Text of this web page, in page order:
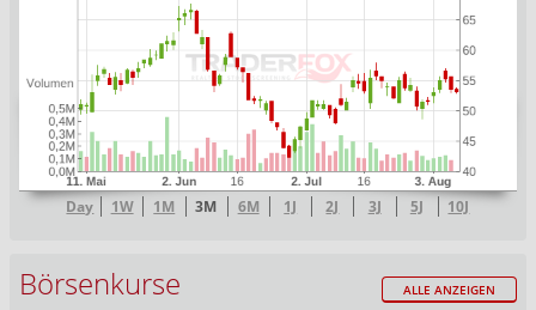
Day 1W 1M 3M 6M 1J 2J 3J 5J 10J
Börsenkurse ALLE ANZEIGEN